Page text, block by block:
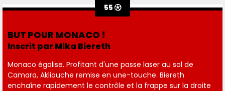
55
BUT POUR MONACO !
Inscrit par Mika Biereth
Monaco égalise. Profitant d'une passe laser au sol de
Camara, Akliouche remise en une-touche. Biereth
enchaîne rapidement le contrôle et la frappe sur la droite